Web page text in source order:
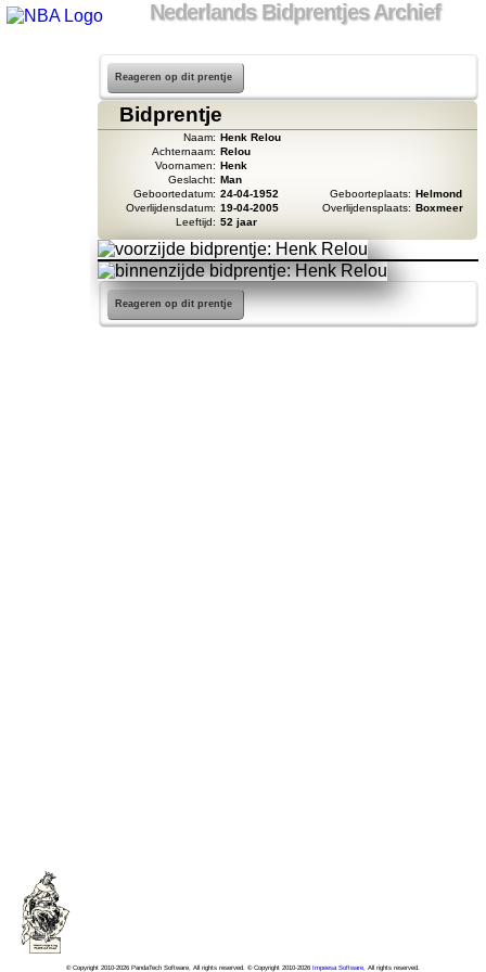
Nederlands Bidprentjes Archief
Reageren op dit prentje
Bidprentje
Naam: Henk Relou
Achternaam: Relou
Voornamen: Henk
Geslacht: Man
Geboortedatum: 24-04-1952 Geboorteplaats: Helmond
Overlijdensdatum: 19-04-2005 Overlijdensplaats: Boxmeer
Leeftijd: 52 jaar
Reageren op dit prentje
© Copyright 2010-2026 PandaTech Software, All rights reserved. © Copyright 2010-2026 Impeesa Software, All rights reserved.